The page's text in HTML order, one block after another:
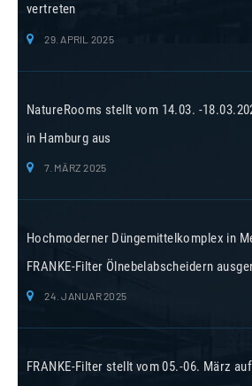
vertreten
29. APRIL 2025
NatureRooms stellt vom 14.03. -
in Hamburg aus
7. MÄRZ 2025
Hochmoderner Düngemittelkomplex in
FRANKE-Filter Ölnebelabscheidern
24. JANUAR 2025
FRANKE-Filter stellt vom 05.-06. März